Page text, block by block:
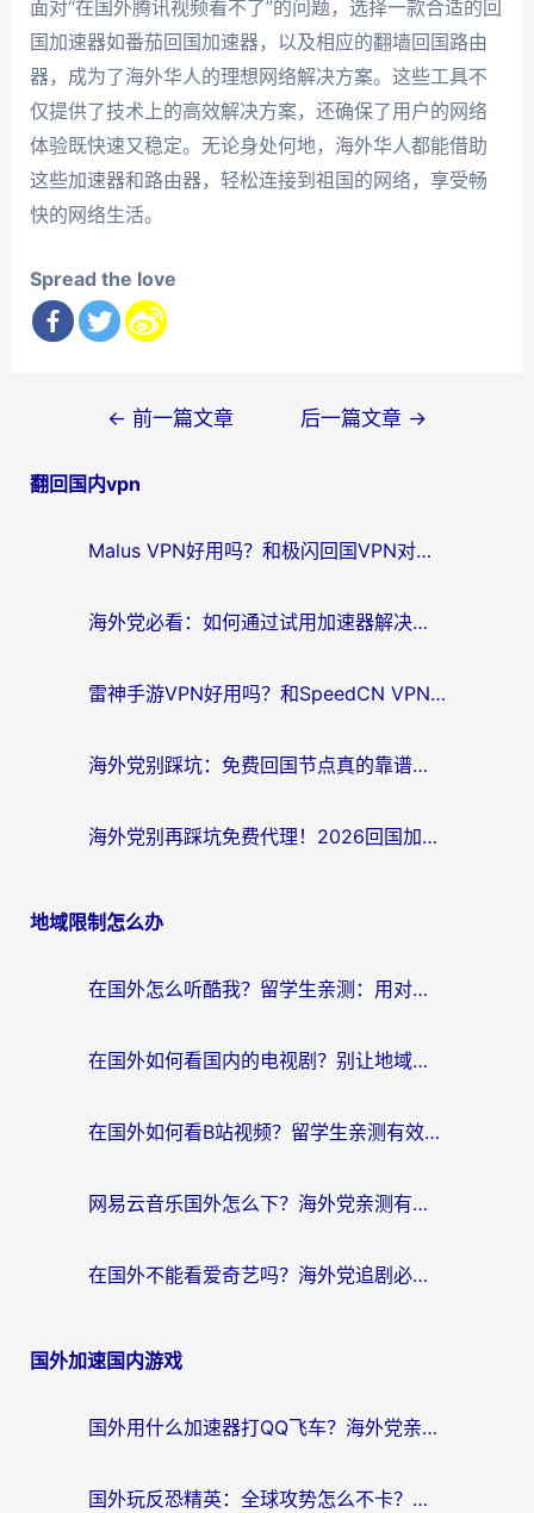
面对“在国外腾讯视频看不了”的问题，选择一款合适的回
国加速器如番茄回国加速器，以及相应的翻墙回国路由
器，成为了海外华人的理想网络解决方案。这些工具不
仅提供了技术上的高效解决方案，还确保了用户的网络
体验既快速又稳定。无论身处何地，海外华人都能借助
这些加速器和路由器，轻松连接到祖国的网络，享受畅
快的网络生活。
Spread the love
导
← 前一篇文章 后一篇文章 →
翻回国内vpn
Malus VPN好用吗？和极闪回国VPN对比哪个回国效果更好？海外党亲测3款加速器+避坑指南
海外党必看：如何通过试用加速器解决国内APP地区限制？附2026最新对比测评
雷神手游VPN好用吗？和SpeedCN VPN对比哪个回国效果更好？海外党亲测3款加速器+避坑指南
海外党别踩坑：免费回国节点真的靠谱吗？教你选对加速器无缝访问国内资源
海外党别再踩坑免费代理！2026回国加速器全攻略：从选线到避坑，无缝访问国内资源
地域限制怎么办
在国外怎么听酷我？留学生亲测：用对加速器就能畅听国内音乐听书
在国外如何看国内的电视剧？别让地域限制成为追剧路上的绊脚石
在国外如何看B站视频？留学生亲测有效的回国加速器选择指南
网易云音乐国外怎么下？海外党亲测有效的回国加速器指南
在国外不能看爱奇艺吗？海外党追剧必看的回国加速器选择指南
国外加速国内游戏
国外用什么加速器打QQ飞车？海外党亲测有效的国服游戏加速指南
国外玩反恐精英：全球攻势怎么不卡？老玩家亲测的加速器选择指南